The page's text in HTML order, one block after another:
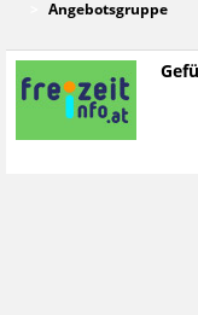
Angebotsgruppe